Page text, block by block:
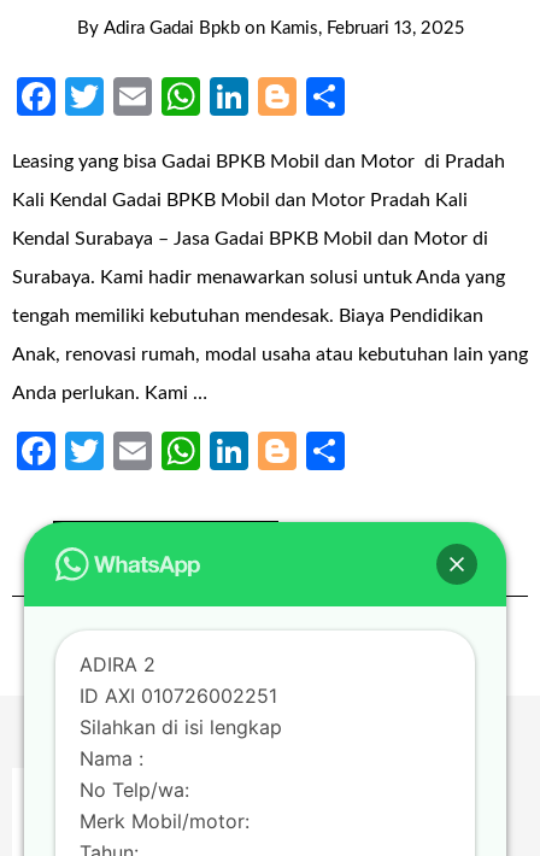
By Adira Gadai Bpkb on Kamis, Februari 13, 2025
Facebook
Twitter
EmailWhatsApp
LinkedIn
Blogger
Leasing yang bisa Gadai BPKB Mobil dan Motor di Pradah
Kali Kendal Gadai BPKB Mobil dan Motor Pradah Kali
Kendal Surabaya – Jasa Gadai BPKB Mobil dan Motor di
Surabaya. Kami hadir menawarkan solusi untuk Anda yang
tengah memiliki kebutuhan mendesak. Biaya Pendidikan
Anak, renovasi rumah, modal usaha atau kebutuhan lain yang
Anda perlukan. Kami …
Facebook
Twitter
EmailWhatsApp
LinkedIn
Blogger
0
Paginasi
ADIRA 2
ID AXI 010726002251
Silahkan di isi lengkap
Nama :
No Telp/wa:
Merk Mobil/motor: